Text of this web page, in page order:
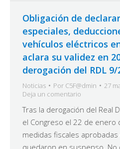
Obligación de
especiales,
vehículos eléctricos
aclara su validez en
derogación del RDL 9/
Noticias Por C5F@dmin
27
Deja un comentario
Tras la derogación del Real
el Congreso el 22 de enero
medidas fiscales
quedaron en suspenso. No